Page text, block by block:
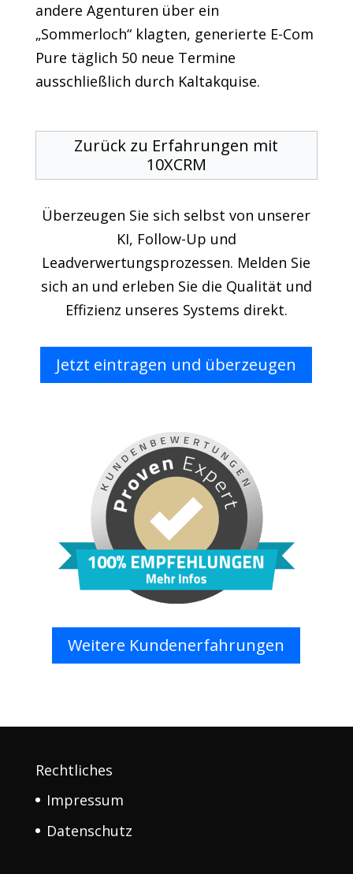
andere Agenturen über ein
„Sommerloch“ klagten, generierte E-Com
Pure täglich 50 neue Termine
ausschließlich durch Kaltakquise.
Zurück zu Erfahrungen mit
10XCRM
Überzeugen Sie sich selbst von unserer
KI, Follow-Up und
Leadverwertungsprozessen. Melden Sie
sich an und erleben Sie die Qualität und
Effizienz unseres Systems direkt.
Jetzt eintragen und überzeugen
Weitere Kundenerfahrungen
Rechtliches
Impressum
Datenschutz